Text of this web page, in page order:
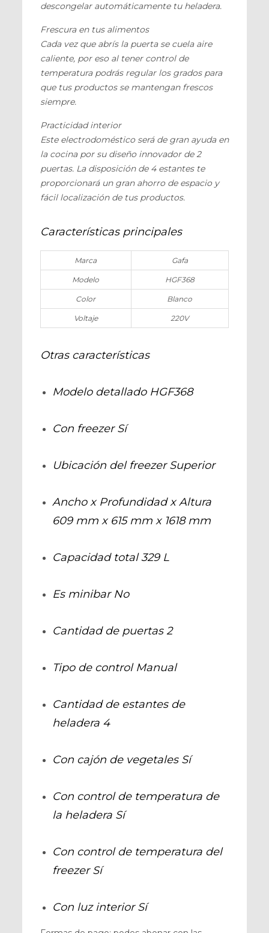
descongelar automáticamente tu heladera.
Frescura en tus alimentos
Cada vez que abrís la puerta se cuela aire
caliente, por eso al tener control de
temperatura podrás regular los grados para
que tus productos se mantengan frescos
siempre.
Practicidad interior
Este electrodoméstico será de gran ayuda en
la cocina por su diseño innovador de 2
puertas. La disposición de 4 estantes te
proporcionará un gran ahorro de espacio y
fácil localización de tus productos.
Características principales
Marca Gafa
Modelo HGF368
Color Blanco
Voltaje 220V
Otras características
Modelo detallado HGF368
Con freezerSí
Ubicación del freezerSuperior
Ancho x Profundidad x Altura
609 mm x 615 mm x 1618 mm
Capacidad total329 L
Es minibar No
Cantidad de puertas2
Tipo de control Manual
Cantidad de estantes de
heladera 4
Con cajón de vegetales Sí
Con control de temperatura de
la heladera Sí
Con control de temperatura del
freezerSí
Con luz interiorSí